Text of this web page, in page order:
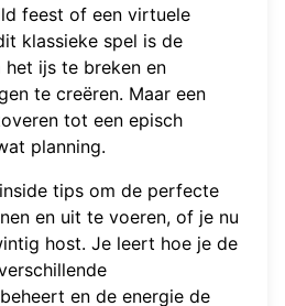
feest of een virtuele
klassieke spel is de
ijs te breken en
te creëren. Maar een
tot een episch
planning.
tips om de perfecte
en uit te voeren, of je nu
host. Je leert hoe je de
en de energie de